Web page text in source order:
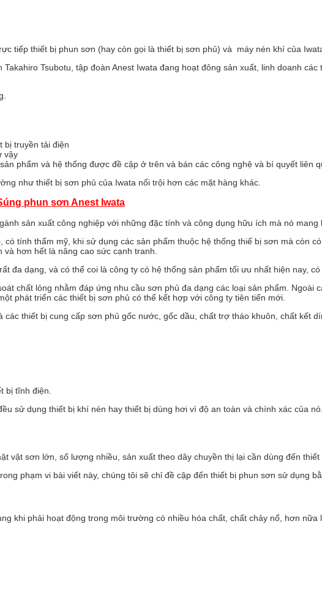
tiếp thiết bị phun sơn (hay còn gọi là thiết bị sơn phủ) và máy nén khí của
Tsubotu, tập đoàn Anest Iwata đang hoạt đông sản xuất, linh doanh các
bị truyền tải điện
vậy
phẩm và hệ thống được đề cập ở trên và bán các công nghệ và bí quyết liên
như thiết bị sơn phủ của Iwata nổi trội hơn các mặt hàng khác.
phun sơn Anest Iwata
sản xuất công nghiệp với những đặc tính và công dụng hữu ích mà nó mang
tính thẩm mỹ, khi sử dụng các sản phẩm thuộc hệ thống thiế bị sơn mà còn
hơn hết là nâng cao sức cạnh tranh.
đa dạng, và có thể coi là công ty có hệ thống sản phẩm tối ưu nhất hiện nay,
chất lỏng nhằm đáp ứng nhu cầu sơn phủ đa dạng các loại sản phẩm. Ngoài
phát triển các thiết bị sơn phủ có thể kết hợp với công ty tiên tiến mới.
các thiết bị cung cấp sơn phủ gốc nước, gốc dầu, chất trợ tháo khuôn, chất kết
bị tĩnh điện.
sử dụng thiết bị khí nén hay thiết bị dùng hơi vì độ an toàn và chính xác của nó.
vật sơn lớn, số lượng nhiều, sản xuất theo dây chuyền thị lại cần dùng đến thiết
phạm vi bài viết này, chúng tôi sẽ chỉ đề cập đến thiết bị phun sơn sử dụng
khi phải hoạt động trong môi trường có nhiều hóa chất, chất chảy nổ, hơn nữa